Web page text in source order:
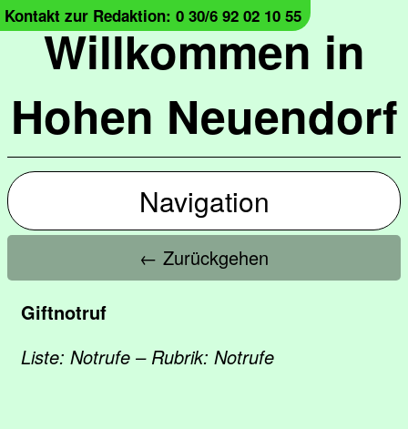
Willkommen in
Hohen Neuendorf
Kontakt zur Redaktion: 0 30/6 92 02 10 55
Navigation
← Zurückgehen
Giftnotruf
Liste: Notrufe – Rubrik: Notrufe